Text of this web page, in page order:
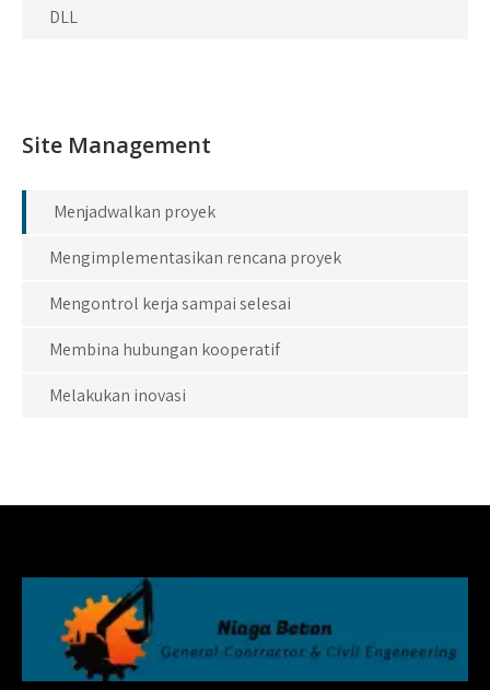
DLL
Site Management
Menjadwalkan proyek
Mengimplementasikan rencana proyek
Mengontrol kerja sampai selesai
Membina hubungan kooperatif
Melakukan inovasi